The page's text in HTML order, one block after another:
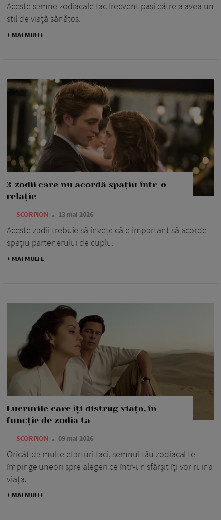
Aceste semne zodiacale fac frecvent pași către a avea un
stil de viață sănătos.
+ MAI MULTE
3 zodii care nu acordă spațiu într-o
relație
— SCORPION 13 mai 2026
Aceste zodii trebuie să învețe că e important să acorde
spațiu partenerului de cuplu.
+ MAI MULTE
Lucrurile care îți distrug viața, în
funcție de zodia ta
— SCORPION 09 mai 2026
Oricât de multe eforturi faci, semnul tău zodiacal te
împinge uneori spre alegeri ce într-un sfârșit îți vor ruina
viața.
+ MAI MULTE